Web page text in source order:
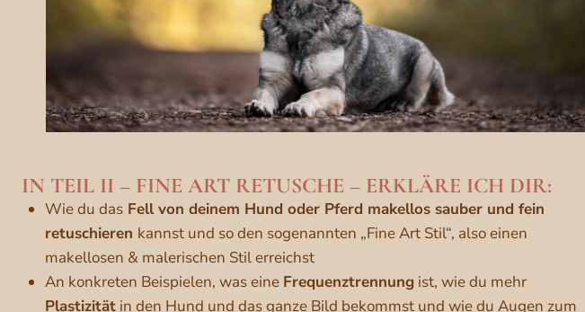
IN TEIL II – FINE ART RETUSCHE – ERKLÄRE ICH DIR:
Wie du dasFell von deinem Hund oder Pferd makellos sauber und fein
retuschieren kannst und so den sogenannten „Fine Art Stil“, also einen
makellosen & malerischen Stil erreichst
An konkreten Beispielen, was eine Frequenztrennungist, wie du mehr
Plastizitätin den Hund und das ganze Bild bekommst und wie du Augen zum